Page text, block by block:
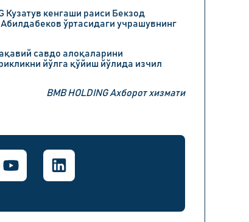
Кузатув кенгаши раиси Бекзод
ўртасидаги учрашувнинг
савдо алоқаларини
йўлга қўйиш йўлида изчил
BMB HOLDING Ахборот хизмати